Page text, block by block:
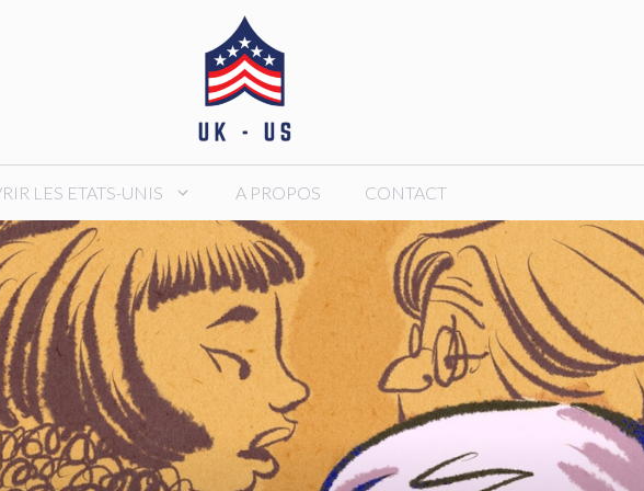
LES ETATS-UNIS A PROPOS CONTACT